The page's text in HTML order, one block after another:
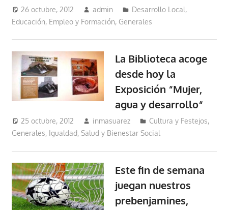
26 octubre, 2012 admin Desarrollo Local,
Educación, Empleo y Formación, Generales
La Biblioteca acoge
desde hoy la
Exposición “Mujer,
agua y desarrollo“
25 octubre, 2012 inmasuarez Cultura y Festejos,
Generales, Igualdad, Salud y Bienestar Social
Este fin de semana
juegan nuestros
prebenjamines,